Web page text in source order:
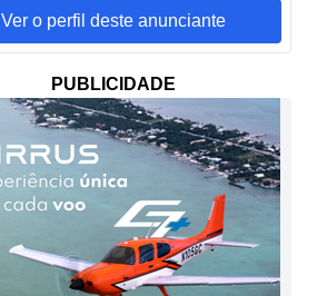
Ver o perfil deste anunciante
PUBLICIDADE